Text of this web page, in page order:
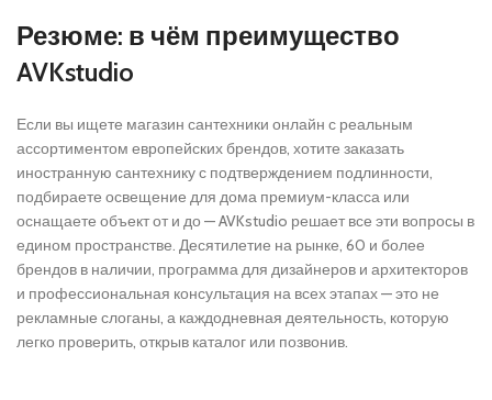
Резюме: в чём преимущество
AVKstudio
Если вы ищете магазин сантехники онлайн с реальным
ассортиментом европейских брендов, хотите заказать
иностранную сантехнику с подтверждением подлинности,
подбираете освещение для дома премиум-класса или
оснащаете объект от и до — AVKstudio решает все эти вопросы в
едином пространстве. Десятилетие на рынке, 60 и более
брендов в наличии, программа для дизайнеров и архитекторов
и профессиональная консультация на всех этапах — это не
рекламные слоганы, а каждодневная деятельность, которую
легко проверить, открыв каталог или позвонив.